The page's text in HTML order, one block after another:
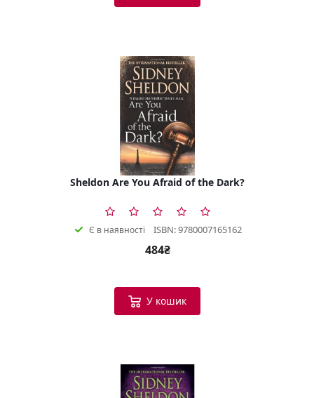
Sheldon Are You Afraid of the Dark?
Є в наявності ISBN: 9780007165162
484₴
У кошик